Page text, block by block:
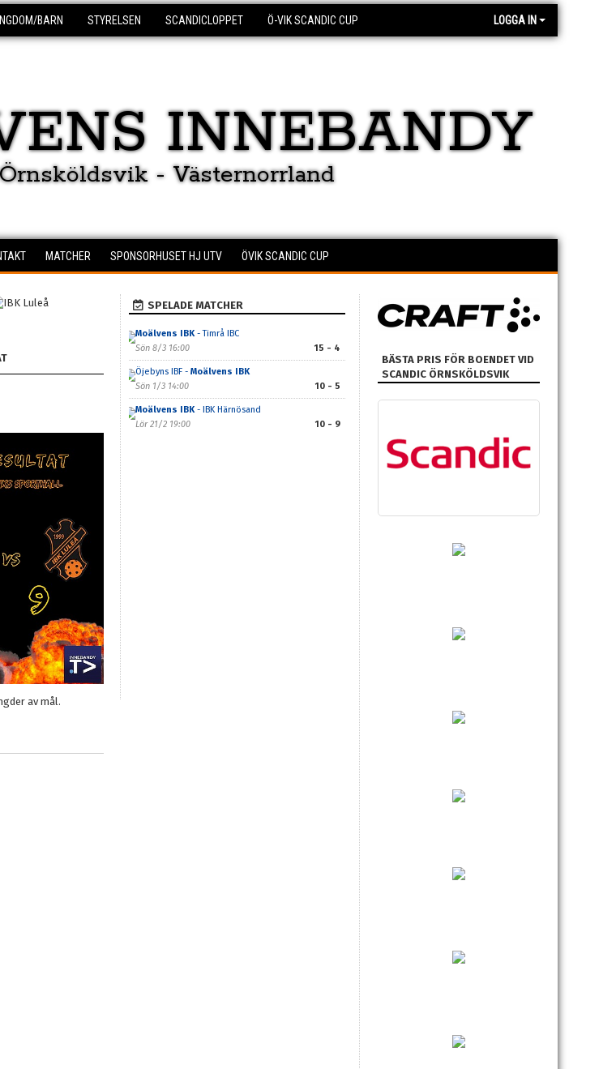
BARN STYRELSEN SCANDICLOPPET Ö-VIK SCANDIC CUP LOGGA IN
INNEBANDY
Örnsköldsvik - Västernorrland
MATCHER SPONSORHUSET HJ UTV ÖVIK SCANDIC CUP
av mål.
SPELADE MATCHER
Moälvens IBK- Timrå IBC
Sön 8/3 16:00
15 - 4
Öjebyns IBF - Moälvens IBK
Sön 1/3 14:00
10 - 5
Moälvens IBK- IBK Härnösand
Lör 21/2 19:00
10 - 9
BÄSTA PRIS FÖR BOENDET VID
SCANDIC ÖRNSKÖLDSVIK